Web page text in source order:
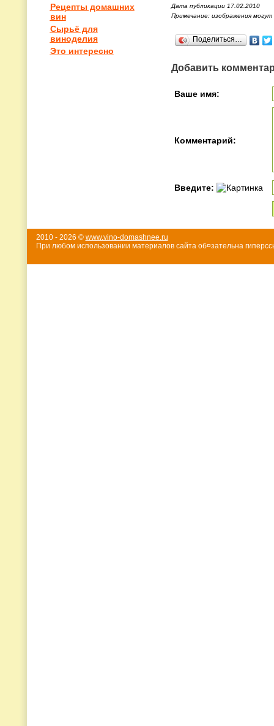
Рецепты домашних
вин
Сырьё для
виноделия
Это интересно
Дата публикации 17.02.2010
Примечание: изображения
Поделиться…
Добавить
Ваше имя:
Комментарий:
Введите:
2010 - 2026 © www.vino-domashnee.ru
При любом использовании материалов сайта об¤зательна